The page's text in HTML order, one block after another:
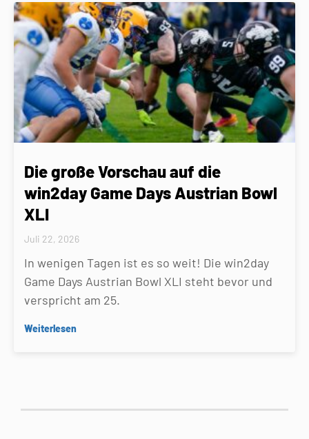
Die große Vorschau auf die
win2day Game Days Austrian Bowl
XLI
Juli 22, 2026
In wenigen Tagen ist es so weit! Die win2day
Game Days Austrian Bowl XLI steht bevor und
verspricht am 25.
Weiterlesen